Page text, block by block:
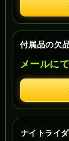
付属品の欠
メールに
ナイトライ